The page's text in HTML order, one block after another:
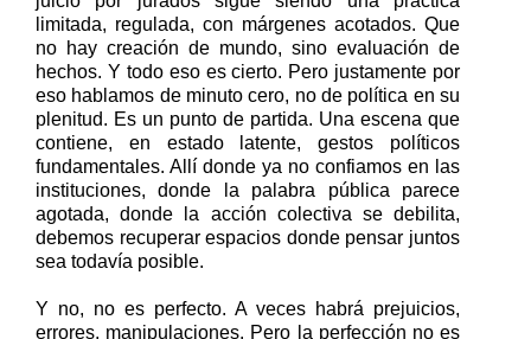
limitada, regulada, con márgenes acotados. Que
no hay creación de mundo, sino evaluación de
hechos. Y todo eso es cierto. Pero justamente por
eso hablamos de minuto cero, no de política en su
plenitud. Es un punto de partida. Una escena que
contiene, en estado latente, gestos políticos
fundamentales. Allí donde ya no confiamos en las
instituciones, donde la palabra pública parece
agotada, donde la acción colectiva se debilita,
debemos recuperar espacios donde pensar juntos
sea todavía posible.
Y no, no es perfecto. A veces habrá prejuicios,
errores, manipulaciones. Pero la perfección no es